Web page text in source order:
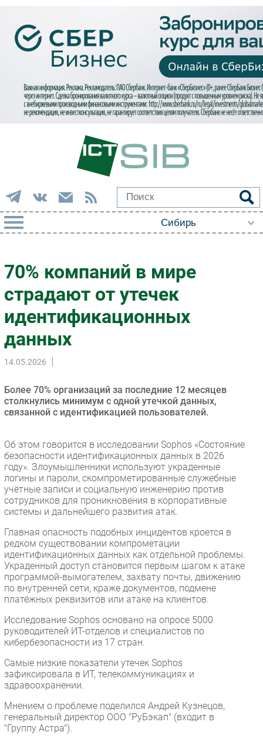
Импорто­замещение
Автоматизация Промышленности
Интернет
Мобильная связь
Фиксированная связь
Интеграция
Маркетинг
Торговые сети
ПО
Outsourcing
Кадры
Регулирование
Финансы
Безопасность
Инновации
CIO/Управление ИТ
Гаджеты
РАЗДЕЛЫ
Новости
Аналитика
Мероприятия
Проекты
70% компаний в мире
страдают от утечек
идентификационных
данных
14.05.2026
Более 70% организаций за последние 12 месяцев
столкнулись минимум с одной утечкой данных,
связанной с идентификацией пользователей.
Об этом говорится в исследовании Sophos «Состояние
безопасности идентификационных данных в 2026
году». Злоумышленники используют украденные
логины и пароли, скомпрометированные служебные
учётные записи и социальную инженерию против
сотрудников для проникновения в корпоративные
системы и дальнейшего развития атак.
Главная опасность подобных инцидентов кроется в
редком существовании компрометации
идентификационных данных как отдельной проблемы.
Украденный доступ становится первым шагом к атаке
программой-вымогателем, захвату почты, движению
по внутренней сети, краже документов, подмене
платёжных реквизитов или атаке на клиентов.
Исследование Sophos основано на опросе 5000
руководителей ИТ-отделов и специалистов по
кибербезопасности из 17 стран.
Самые низкие показатели утечек Sophos
зафиксировала в ИТ, телекоммуникациях и
здравоохранении.
Мнением о проблеме поделился Андрей Кузнецов,
генеральный директор ООО "РуБэкап" (входит в
"Группу Астра").